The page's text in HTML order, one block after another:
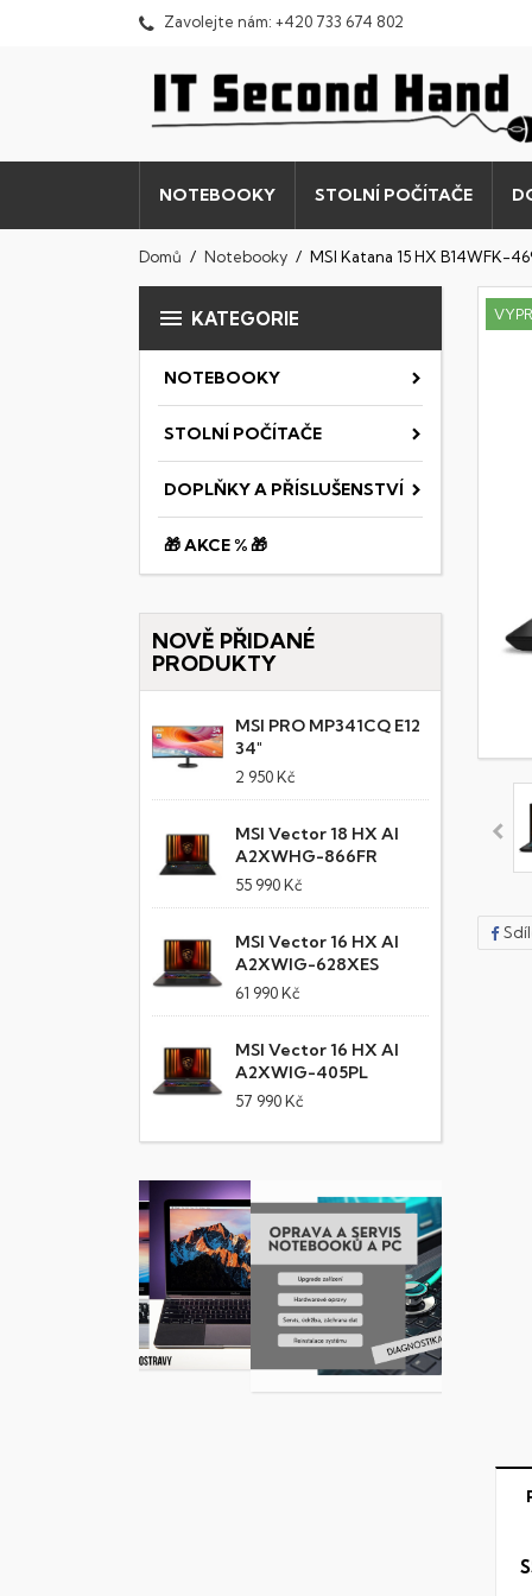
Zavolejte nám: +420 733 674 802
NOTEBOOKY STOLNÍ POČÍTAČE
Domů Notebooky MSI Katana 15 HX B14WFK-
 KATEGORIE
NOTEBOOKY
STOLNÍ POČÍTAČE
DOPLŇKY A PŘÍSLUŠENSTVÍ
🎁 AKCE % 🎁
NOVĚ PŘIDANÉ
PRODUKTY
MSI PRO MP341CQ E12
34"
2 950 Kč
MSI Vector 18 HX AI
A2XWHG-866FR
55 990 Kč
MSI Vector 16 HX AI
A2XWIG-628XES
61 990 Kč
MSI Vector 16 HX AI
A2XWIG-405PL
57 990 Kč